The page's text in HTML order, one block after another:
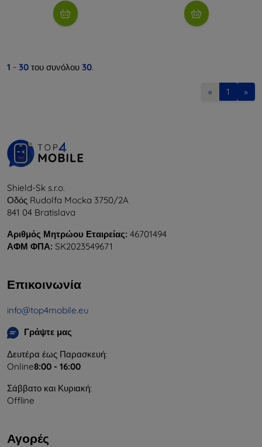
1 - 30 του συνόλου 30.
« 1 »
Shield-Sk s.r.o.
Οδός Rudolfa Mocka 3750/2A
841 04 Bratislava
Αριθμός Μητρώου Εταιρείας: 46701494
ΑΦΜ ΦΠΑ: SK2023549671
Επικοινωνία
info@top4mobile.eu
Γράψτε μας
Δευτέρα έως Παρασκευή:
Online8:00 - 16:00
Σάββατο και Κυριακή:
Offline
Αγορές